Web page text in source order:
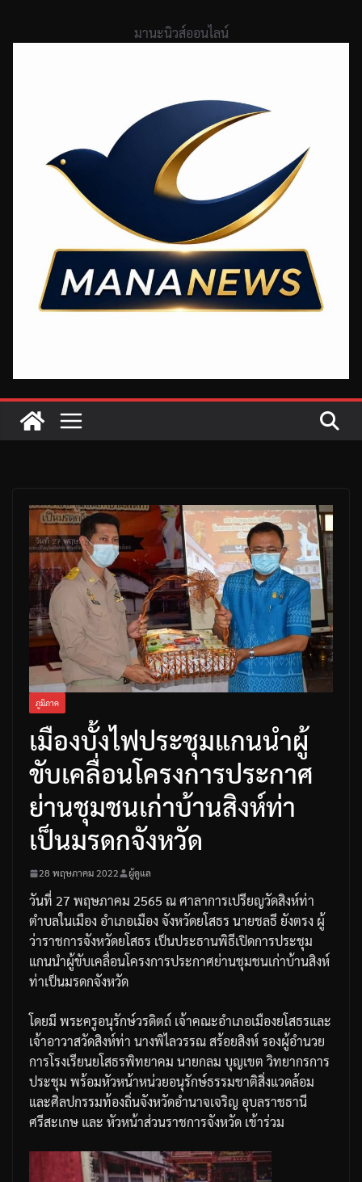
มานะนิวส์ออนไลน์
ภูมิภาค
เมืองบั้งไฟประชุมแกนนำผู้
ขับเคลื่อนโครงการประกาศ
ย่านชุมชนเก่าบ้านสิงห์ท่า
เป็นมรดกจังหวัด
28 พฤษภาคม 2022 ผู้ดูแล
วันที่ 27 พฤษภาคม 2565 ณศาลาการเปรียญวัดสิงห์ท่า
ตำบลในเมือง อำเภอเมือง จังหวัดยโสธร นายชลธี ยังตรง ผู้
ว่าราชการจังหวัดยโสธร เป็นประธานพิธีเปิดการประชุม
แกนนำผู้ขับเคลื่อนโครงการประกาศย่านชุมชนเก่าบ้านสิงห์
ท่าเป็นมรดกจังหวัด
โดยมี พระครูอนุรักษ์วรดิตถ์ เจ้าคณะอำเภอเมืองยโสธรและ
เจ้าอาวาสวัดสิงห์ท่า นางพิไลวรรณสร้อยสิงห์รองผู้อำนวย
การโรงเรียนยโสธรพิทยาคม นายกลม บุญเขต วิทยากรการ
ประชุม พร้อมหัวหน้าหน่วยอนุรักษ์ธรรมชาติสิ่งแวดล้อม
และศิลปกรรมท้องถิ่นจังหวัดอำนาจเจริญ อุบลราชธานี
ศรีสะเกษ และ หัวหน้าส่วนราชการจังหวัด เข้าร่วม